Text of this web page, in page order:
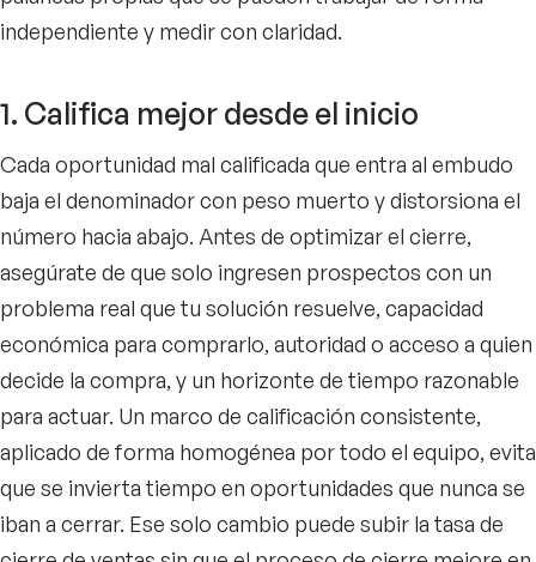
independiente y medir con claridad.
1. Califica mejor desde el inicio
Cada oportunidad mal calificada que entra al embudo
baja el denominador con peso muerto y distorsiona el
número hacia abajo. Antes de optimizar el cierre,
asegúrate de que solo ingresen prospectos con un
problema real que tu solución resuelve, capacidad
económica para comprarlo, autoridad o acceso a quien
decide la compra, y un horizonte de tiempo razonable
para actuar. Un marco de calificación consistente,
aplicado de forma homogénea por todo el equipo, evita
que se invierta tiempo en oportunidades que nunca se
iban a cerrar. Ese solo cambio puede subir la tasa de